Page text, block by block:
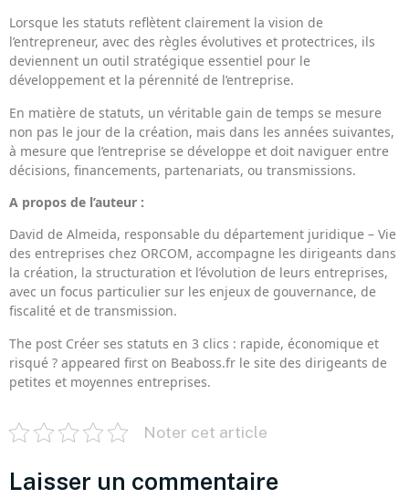
Lorsque les statuts reflètent clairement la vision de
l’entrepreneur, avec des règles évolutives et protectrices, ils
deviennent un outil stratégique essentiel pour le
développement et la pérennité de l’entreprise.
En matière de statuts, un véritable gain de temps se mesure
non pas le jour de la création, mais dans les années suivantes,
à mesure que l’entreprise se développe et doit naviguer entre
décisions, financements, partenariats, ou transmissions.
A propos de l’auteur :
David de Almeida, responsable du département juridique – Vie
des entreprises chez ORCOM, accompagne les dirigeants dans
la création, la structuration et l’évolution de leurs entreprises,
avec un focus particulier sur les enjeux de gouvernance, de
fiscalité et de transmission.
The post Créer ses statuts en 3 clics : rapide, économique et
risqué ? appeared first on Beaboss.fr le site des dirigeants de
petites et moyennes entreprises.
Noter cet article
Laisser un commentaire